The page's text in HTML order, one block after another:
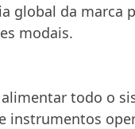
global da marca
modais.
todo o
instrumentos